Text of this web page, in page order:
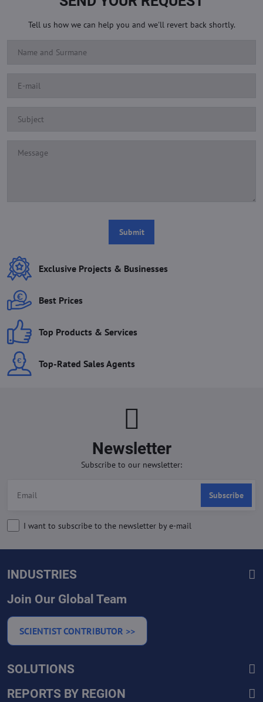
Tell us how we can help you and we'll revert back shortly.
Submit
Exclusive Projects & Businesses
Best Prices
Top Products & Services
Top-Rated Sales Agents
Newsletter
Subscribe to our newsletter:
Subscribe
I want to subscribe to the newsletter by e-mail
INDUSTRIES
Join Our Global Team
SCIENTIST CONTRIBUTOR >>
SOLUTIONS
REPORTS BY REGION